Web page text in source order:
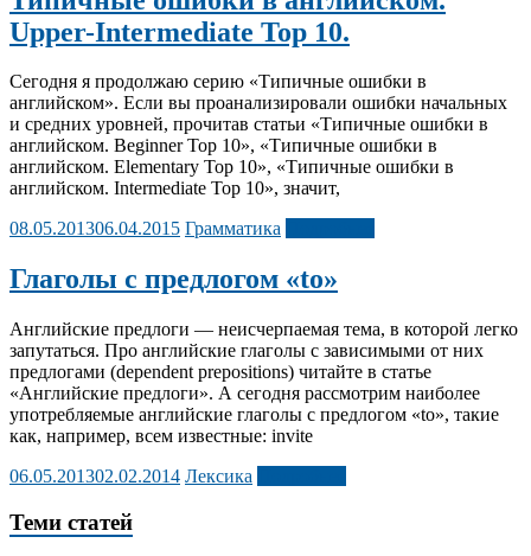
Upper-Intermediate Top 10.
Сегодня я продолжаю серию «Типичные ошибки в
английском». Если вы проанализировали ошибки начальных
и средних уровней, прочитав статьи «Типичные ошибки в
английском. Beginner Top 10», «Типичные ошибки в
английском. Elementary Top 10», «Типичные ошибки в
английском. Intermediate Top 10», значит,
08.05.201306.04.2015 Грамматика
Глаголы с предлогом «to»
Английские предлоги — неисчерпаемая тема, в которой легко
запутаться. Про английские глаголы с зависимыми от них
предлогами (dependent prepositions) читайте в статье
«Английские предлоги». А сегодня рассмотрим наиболее
употребляемые английские глаголы с предлогом «to», такие
как, например, всем известные: invite
06.05.201302.02.2014 Лексика
Теми статей